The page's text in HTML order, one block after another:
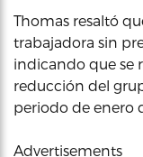
Thomas resaltó
trabajadora sin
indicando que se
reducción del
periodo de enero
Advertisements